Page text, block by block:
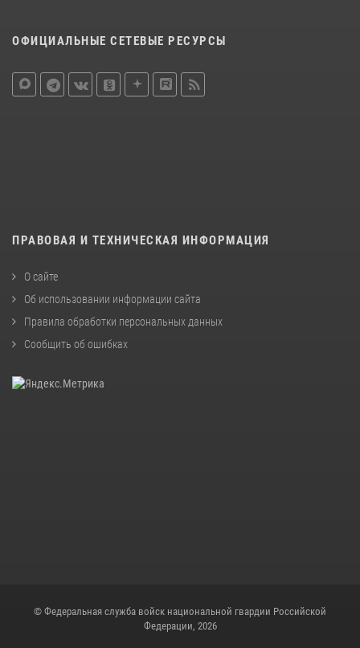
ОФИЦИАЛЬНЫЕ СЕТЕВЫЕ РЕСУРСЫ
ПРАВОВАЯ И ТЕХНИЧЕСКАЯ ИНФОРМАЦИЯ
О сайте
Об использовании информации сайта
Правила обработки персональных данных
Сообщить об ошибках
© Федеральная служба войск национальной гвардии Российской
Федерации, 2026